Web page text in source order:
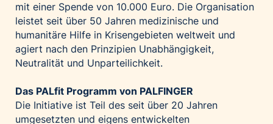
mit einer Spende von 10.000 Euro. Die Organisation
leistet seit über 50 Jahren medizinische und
humanitäre Hilfe in Krisengebieten weltweit und
agiert nach den Prinzipien Unabhängigkeit,
Neutralität und Unparteilichkeit.
Das PALfit Programm von PALFINGER
Die Initiative ist Teil des seit über 20 Jahren
umgesetzten und eigens entwickelten